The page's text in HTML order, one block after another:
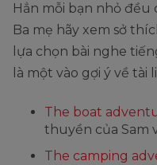
Hẳn mỗi bạn nhỏ đều
Ba mẹ hãy xem sở
lựa chọn bài nghe
là một vào gợi ý về
The boat
thuyền của Sam
The camping